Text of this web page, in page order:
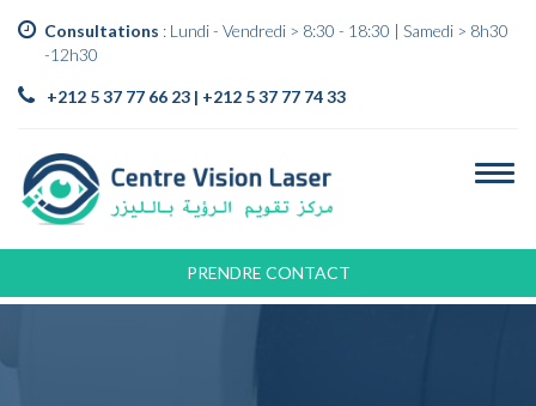
Consultations : Lundi - Vendredi > 8:30 - 18:30 | Samedi > 8h30
-12h30
+212 5 37 77 66 23 | +212 5 37 77 74 33
PRENDRE CONTACT